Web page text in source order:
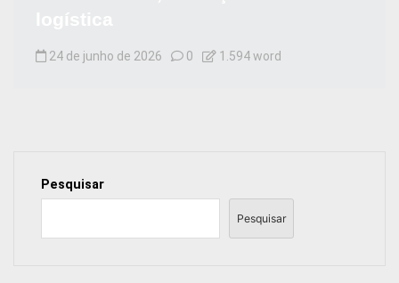
24 de junho de 2026 0 1.594 word
Pesquisar
Pesquisar